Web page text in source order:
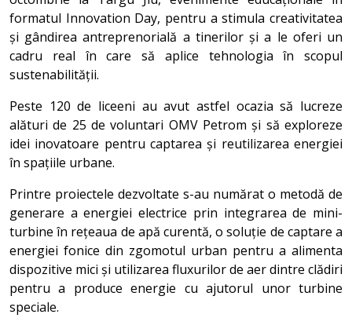
formatul Innovation Day, pentru a stimula creativitatea
și gândirea antreprenorială a tinerilor și a le oferi un
cadru real în care să aplice tehnologia în scopul
sustenabilității.
Peste 120 de liceeni au avut astfel ocazia să lucreze
alături de 25 de voluntari OMV Petrom și să exploreze
idei inovatoare pentru captarea și reutilizarea energiei
în spațiile urbane.
Printre proiectele dezvoltate s-au numărat o metodă de
generare a energiei electrice prin integrarea de mini-
turbine în rețeaua de apă curentă, o soluție de captare a
energiei fonice din zgomotul urban pentru a alimenta
dispozitive mici și utilizarea fluxurilor de aer dintre clădiri
pentru a produce energie cu ajutorul unor turbine
speciale.